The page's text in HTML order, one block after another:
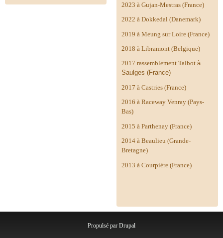
2023 à Gujan-Mestras (France)
2022 à Dokkedal (Danemark)
2019 à Meung sur Loire (France)
2018 à Libramont (Belgique)
2017 rassemblement Talbot à
Saulges (France)
2017 à Castries (France)
2016 à Raceway Venray (Pays-
Bas)
2015 à Parthenay (France)
2014 à Beaulieu (Grande-
Bretagne)
2013 à Courpière (France)
Propulsé par Drupal